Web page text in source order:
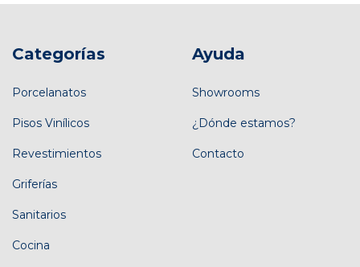
Categorías
Porcelanatos
Pisos Vinílicos
Revestimientos
Griferías
Sanitarios
Cocina
Ayuda
Showrooms
¿Dónde estamos?
Contacto